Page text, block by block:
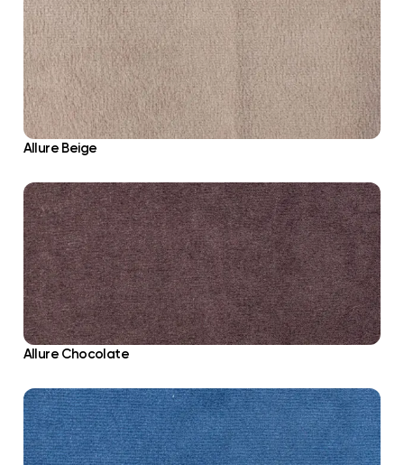
Allure Beige
Allure Chocolate